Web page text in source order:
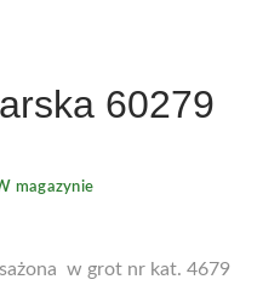
60279
magazynie
w grot nr kat. 4679